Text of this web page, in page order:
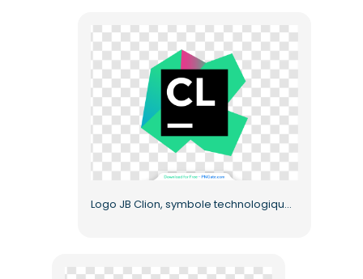
Logo JB Clion, symbole technologique moderne en vert et noir, PNG gratuit